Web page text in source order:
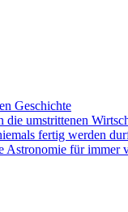
Geschichte
umstrittenen
fertig werden
Astronomie für immer